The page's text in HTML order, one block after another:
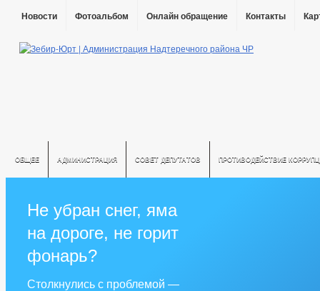
Новости Фотоальбом Онлайн обращение Контакты
ОБЩЕЕ АДМИНИСТРАЦИЯ СОВЕТ ДЕПУТАТОВ ПРОТИВОДЕЙСТВИЕ
Не убран снег, яма
на дороге, не горит
фонарь?
Столкнулись с проблемой —